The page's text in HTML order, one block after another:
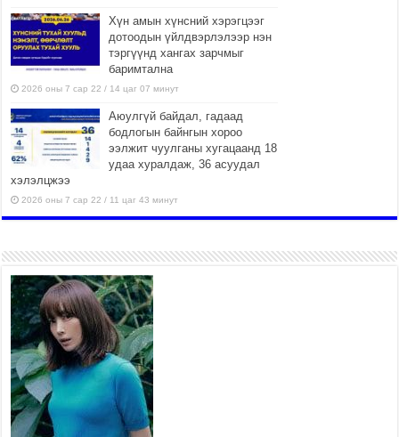
Хүн амын хүнсний хэрэгцээг
дотоодын үйлдвэрлэлээр нэн
тэргүүнд хангах зарчмыг
баримтална
2026 оны 7 сар 22 / 14 цаг 07 минут
Аюулгүй байдал, гадаад
бодлогын байнгын хороо
ээлжит чуулганы хугацаанд 18
удаа хуралдаж, 36 асуудал
хэлэлцжээ
2026 оны 7 сар 22 / 11 цаг 43 минут
боломжтой-Хүүхэд хөгжүүлэх
төв” байгуулах төсөлд төр,
хувийн хэвшлийн түншлэлийн хүрээнд хамтран
ажиллахыг урьж байна
2026 оны 7 сар 22 / 9 цаг 28 минут
Б.Пүрэвдагва: “Урт цагаан”-ыг
залуучууд чөлөөт цагаа
өнгөрүүлдэг, жуулчид зорьж
ирдэг цэг болгоно
2026 оны 7 сар 21 / 16 цаг 47 минут